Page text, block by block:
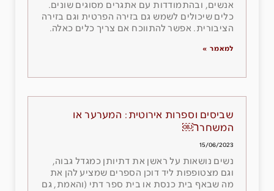
אנשים, ובהתמודדות עם אתגרים מסוגים שונים.
כלים שיכולים לשמש גם בזירה הפרטית וגם בזירה
הציבורית. אפשר להתווכח אם צריך כלים כאלה.
למאמר »
שביסים וספרות אירוטית: המערער או
המשחרר￼
15/06/2023
נשים נושאות על ראשן את דתיותן כמגדל גבוה,
וגם מצטופפות ליד דוכן הספרים שמציע להן את
מה שבאף בית כנסת או בית ספר דתי (והאמת, גם